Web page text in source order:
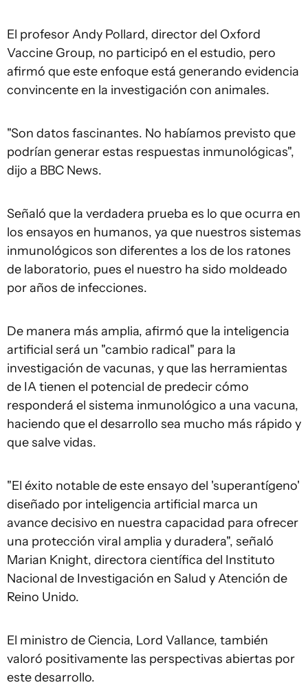
El profesor Andy Pollard, director del Oxford
Vaccine Group, no participó en el estudio, pero
afirmó que este enfoque está generando evidencia
convincente en la investigación con animales.
"Son datos fascinantes. No habíamos previsto que
podrían generar estas respuestas inmunológicas",
dijo a BBC News.
Señaló que la verdadera prueba es lo que ocurra en
los ensayos en humanos, ya que nuestros sistemas
inmunológicos son diferentes a los de los ratones
de laboratorio, pues el nuestro ha sido moldeado
por años de infecciones.
De manera más amplia, afirmó que la inteligencia
artificial será un "cambio radical" para la
investigación de vacunas, y que las herramientas
de IA tienen el potencial de predecir cómo
responderá el sistema inmunológico a una vacuna,
haciendo que el desarrollo sea mucho más rápido y
que salve vidas.
"El éxito notable de este ensayo del 'superantígeno'
diseñado por inteligencia artificial marca un
avance decisivo en nuestra capacidad para ofrecer
una protección viral amplia y duradera", señaló
Marian Knight, directora científica del Instituto
Nacional de Investigación en Salud y Atención de
Reino Unido.
El ministro de Ciencia, Lord Vallance, también
valoró positivamente las perspectivas abiertas por
este desarrollo.